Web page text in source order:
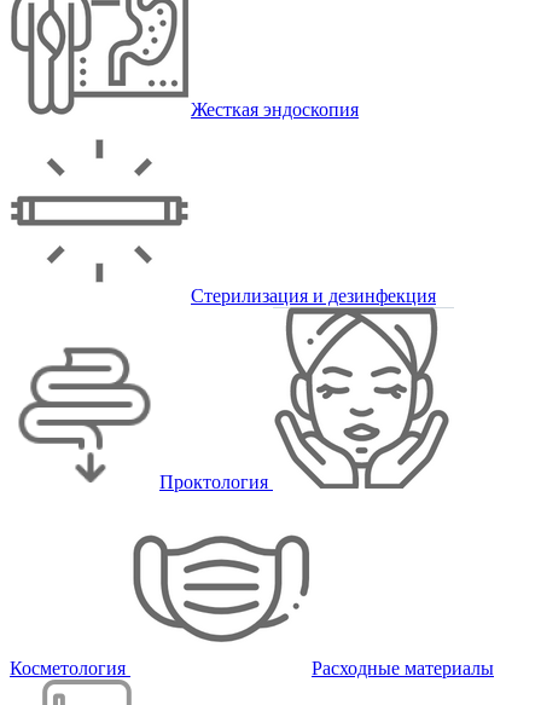
Жесткая эндоскопия
Стерилизация и дезинфекция
Проктология
Косметология Расходные материалы